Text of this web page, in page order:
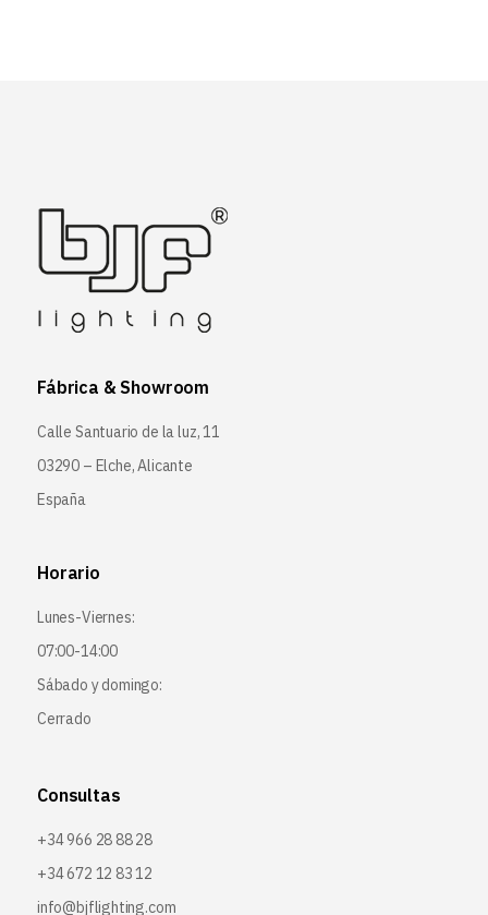
Fábrica & Showroom
Calle Santuario de la luz, 11
03290 – Elche, Alicante
España
Horario
Lunes-Viernes:
07:00-14:00
Sábado y domingo:
Cerrado
Consultas
+34 966 28 88 28
+34 672 12 83 12
info@bjflighting.com